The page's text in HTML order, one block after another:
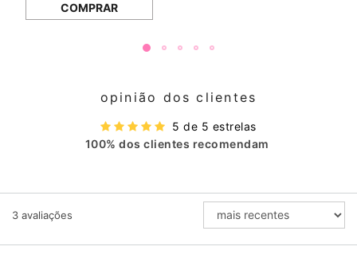
COMPRAR
opinião dos clientes
5 de 5 estrelas
100% dos clientes recomendam
3 avaliações
ORDENAR